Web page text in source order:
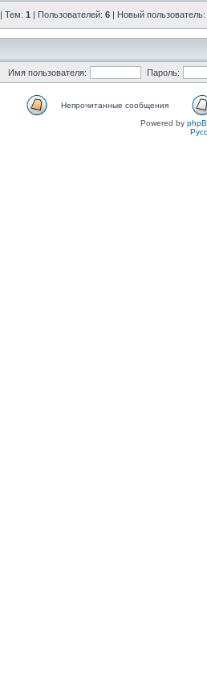
| Тем: 1 | Пользователей: 6 | Новый пользователь:
Имя пользователя: Пароль:
Непрочитанные сообщения
Powered by